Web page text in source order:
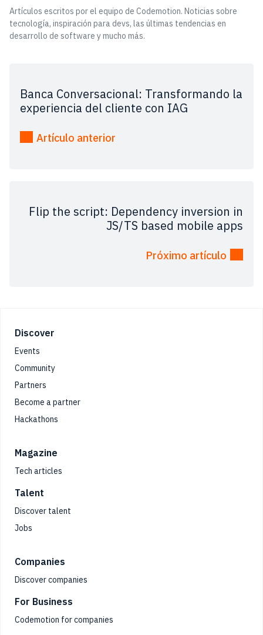
Artículos escritos por el equipo de Codemotion. Noticias sobre
tecnología, inspiración para devs, las últimas tendencias en
desarrollo de software y mucho más.
Banca Conversacional: Transformando la
experiencia del cliente con IAG
Artículo anterior
Flip the script: Dependency inversion in
JS/TS based mobile apps
Próximo artículo
Footer
Discover
Events
Community
Partners
Become a partner
Hackathons
Magazine
Tech articles
Talent
Discover talent
Jobs
Companies
Discover companies
For Business
Codemotion for companies